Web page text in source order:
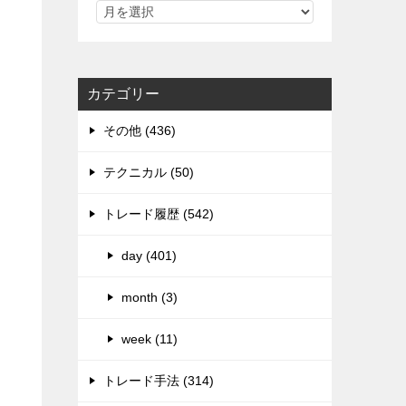
カテゴリー
その他 (436)
テクニカル (50)
トレード履歴 (542)
day (401)
month (3)
week (11)
トレード手法 (314)